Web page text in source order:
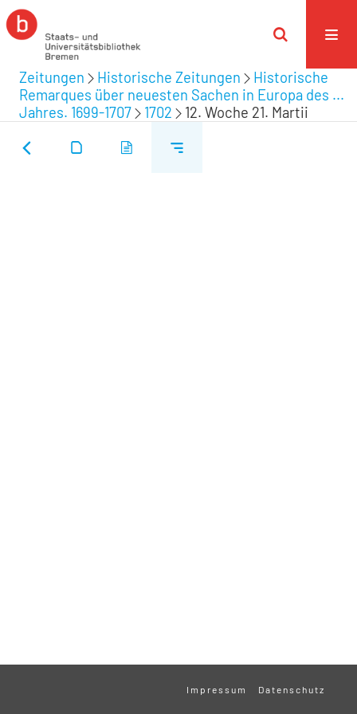
Zeitungen Historische Zeitungen
Historische
Remarques über neuesten Sachen in Europa des ...
Jahres. 1699-1707
1702 12. Woche 21. Martii
Impressum Datenschutz